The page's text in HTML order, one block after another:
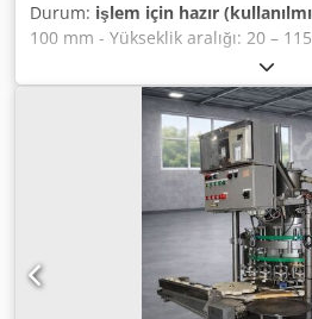
Durum: işlem için hazır
100 mm - Yükseklik aralığı: 20 –
kapasitesi: 60 – 120 adet/dakikaya
Tvmsl Iock Birden fazla kutu